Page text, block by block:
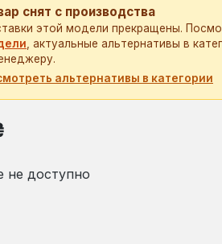
снят с производства
этой модели прекращены.
, актуальные альтернативы в
альтернативы в категории
не доступно